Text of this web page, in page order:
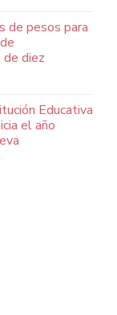
de pesos para
diez
Educativa
el año